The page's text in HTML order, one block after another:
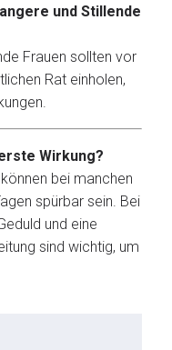
und Stillende
Frauen sollten vor
Rat einholen,
Wirkung?
bei manchen
spürbar sein. Bei
und eine
sind wichtig, um